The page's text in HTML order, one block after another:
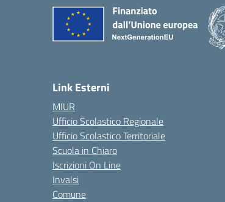
Link Esterni
MIUR
Ufficio Scolastico Regionale
Ufficio Scolastico Territoriale
Scuola in Chiaro
Iscrizioni On Line
Invalsi
Comune